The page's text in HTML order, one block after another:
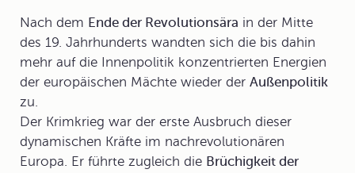
Nach dem Ende der Revolutionsära in der Mitte
des 19. Jahrhunderts wandten sich die bis dahin
mehr auf die Innenpolitik konzentrierten Energien
der europäischen Mächte wieder der Außenpolitik
zu.
Der Krimkrieg war der erste Ausbruch dieser
dynamischen Kräfte im nachrevolutionären
Europa. Er führte zugleich die Brüchigkeit der